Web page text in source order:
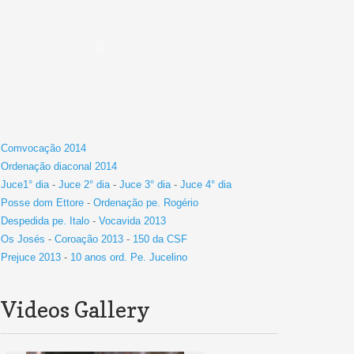
Comvocação 2014
Ordenação diaconal 2014
Juce1° dia- Juce 2° dia - Juce 3° dia - Juce 4° dia
Posse dom Ettore - Ordenação pe. Rogério
Despedida pe. Italo - Vocavida 2013
Os Josés - Coroação 2013 - 150 da CSF
Prejuce 2013 - 10 anos ord. Pe. Jucelino
Videos Gallery